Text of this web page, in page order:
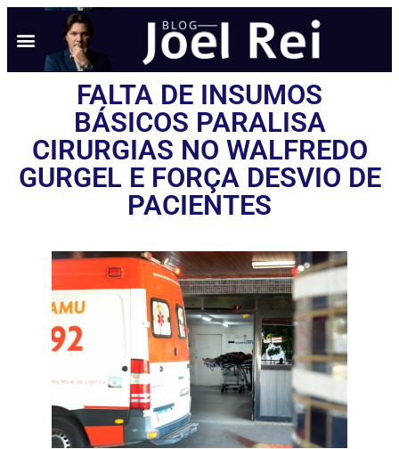
FALTA DE INSUMOS
BÁSICOS PARALISA
CIRURGIAS NO WALFREDO
GURGEL E FORÇA DESVIO DE
PACIENTES